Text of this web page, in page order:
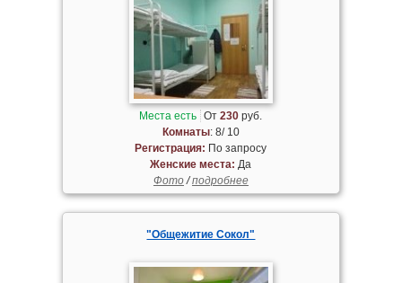
Места есть От230 руб.
Комнаты: 8/ 10
Регистрация: По запросу
Женские места: Да
Фото/подробнее
"Общежитие Сокол"